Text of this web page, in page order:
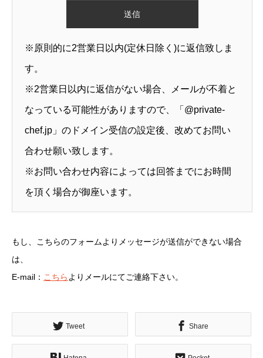
※原則的に2営業日以内(定休日除く)に返信致しま
す。
※2営業日以内に返信がない場合、メールが不着と
なっている可能性がありますので、「@private-
chef.jp」のドメイン受信の設定後、改めてお問い
合わせ願い致します。
※お問い合わせ内容によっては回答までにお時間
を頂く場合が御座います。
もし、こちらのフォームよりメッセージが送信ができない場合
は、
E-mail： こちらよりメールにてご連絡下さい。
Tweet Share